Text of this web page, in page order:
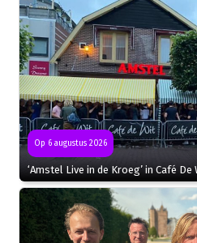
Op 6 augustus 2026
‘Amstel Live in de Kroeg’ in Café